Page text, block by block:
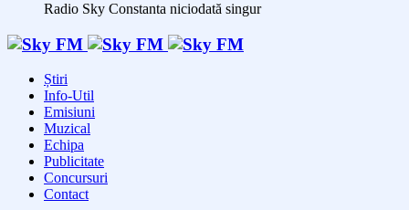
Radio Sky Constanta niciodată singur
Știri
Info-Util
Emisiuni
Muzical
Echipa
Publicitate
Concursuri
Contact